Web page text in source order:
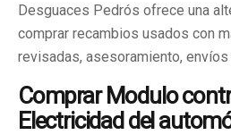
Desguaces Pedrós ofrece una
comprar recambios usados con
revisadas, asesoramiento, envíos
Comprar Modulo
Electricidad del